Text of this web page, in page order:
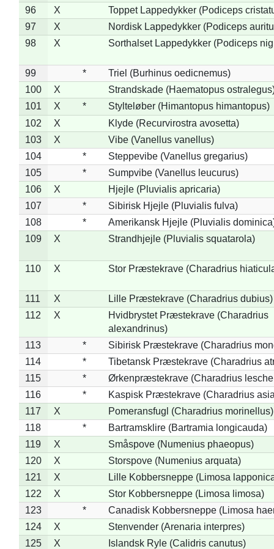
96 X
Toppet Lappedykker (Podiceps
97
X
Nordisk Lappedykker (Podiceps
98
X Sorthalset Lappedykker (Podiceps
99 *
Triel (Burhinus oedicnemus)
100
X
Strandskade (Haematopus
101
X *
Stylteløber (Himantopus himantopus)
102
X
Klyde (Recurvirostra avosetta)
103
X
Vibe (Vanellus vanellus)
104
*
Steppevibe (Vanellus gregarius)
105
*
Sumpvibe (Vanellus leucurus)
106
X
Hjejle (Pluvialis apricaria)
107
*
Sibirisk Hjejle (Pluvialis fulva)
108
*
Amerikansk Hjejle (Pluvialis
109
X Strandhjejle (Pluvialis squatarola)
110 X Stor Præstekrave (Charadrius
111 X
Lille Præstekrave (Charadrius dubius)
112
X
Hvidbrystet Præstekrave (Charadrius
alexandrinus)
113
*
Sibirisk Præstekrave (Charadrius
114
*
Tibetansk Præstekrave (Charadrius
115
*
Ørkenpræstekrave (Charadrius
116
*
Kaspisk Præstekrave (Charadrius
117
X
Pomeransfugl (Charadrius morinellus)
118
*
Bartramsklire (Bartramia longicauda)
119
X
Småspove (Numenius phaeopus)
120
X
Storspove (Numenius arquata)
121
X
Lille Kobbersneppe (Limosa
122
X
Stor Kobbersneppe (Limosa limosa)
123
*
Canadisk Kobbersneppe (Limosa
124
X
Stenvender (Arenaria interpres)
125
X
Islandsk Ryle (Calidris canutus)